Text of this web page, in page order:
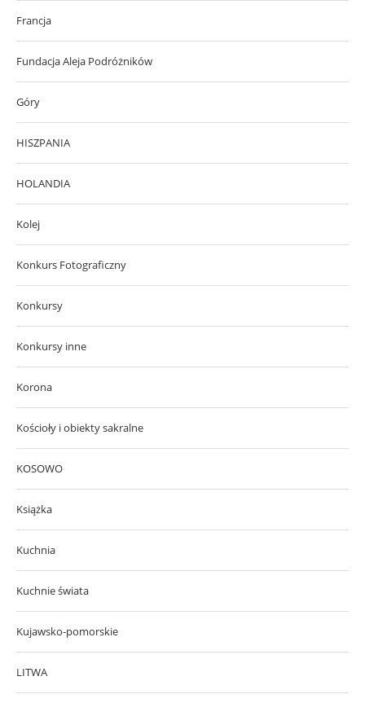
Francja
Fundacja Aleja Podróżników
Góry
HISZPANIA
HOLANDIA
Kolej
Konkurs Fotograficzny
Konkursy
Konkursy inne
Korona
Kościoły i obiekty sakralne
KOSOWO
Książka
Kuchnia
Kuchnie świata
Kujawsko-pomorskie
LITWA